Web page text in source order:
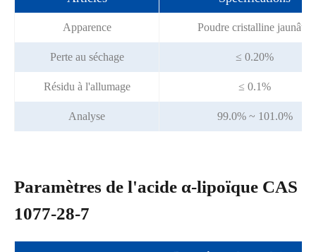
Apparence Poudre cristalline jaunâtre
Perte au séchage ≤ 0.20%
Résidu à l'allumage ≤ 0.1%
Analyse 99.0% ~ 101.0%
Paramètres de l'acide α-lipoïque CAS
1077-28-7